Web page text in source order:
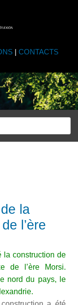
| CONTACTS
la
l’ère
la construction de
de l’ère Morsi.
nord du pays, le